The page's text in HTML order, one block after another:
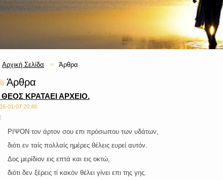
Αρχική Σελίδα Άρθρα
Άρθρα
ΚΡΑΤΑΕΙ ΑΡΧΕΙΟ.
01-07 20:48
τον άρτον σου επι πρόσωπου των υδάτων,
εν ταίς πολλαίς ημέρες θέλεις ευρεί αυτόν.
μερίδιον εις επτά και εις οκτώ,
δεν ξέρεις τί κακόν θέλει γίνει επι της γης.